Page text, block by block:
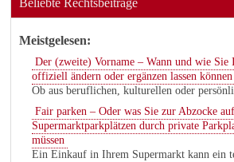
Beliebte Rechtsbeiträge
Meistgelesen:
Der (zweite) Vorname – Wann und wie Sie
offiziell ändern oder ergänzen lassen können
Ob aus beruflichen, kulturellen oder
Fair parken – Oder was Sie zur Abzocke auf
Supermarktparkplätzen durch private
müssen
Ein Einkauf in Ihrem Supermarkt kann ein